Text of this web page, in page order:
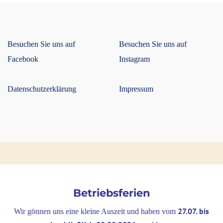
Besuchen Sie uns auf
Facebook
Besuchen Sie uns auf
Instagram
Datenschutzerklärung Impressum
Betriebsferien
Wir gönnen uns eine kleine Auszeit und haben vom 27.07. bis